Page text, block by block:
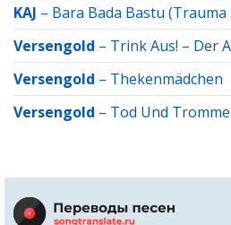
KAJ – Bara Bada Bastu (Trauma
Versengold – Trink Aus! – Der
Versengold – Thekenmädchen
Versengold – Tod Und